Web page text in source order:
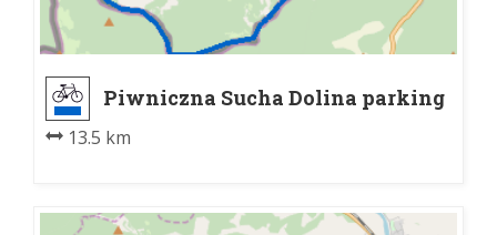
Piwniczna Sucha Dolina parking
13.5 km